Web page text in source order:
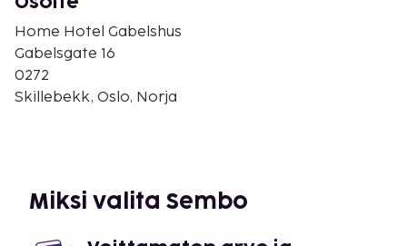
päiväsi nauttimalla muutama drinkki baarissa.
Ilmainen buffetaamiainen tarjoillaan arkipäivisin
klo 7.00–10.00 ja viikonloppuisin klo 8.00–11.00.
Seuraavat tilat ovat suljettuina jouluaattona:
Pyykinpesutilat
Home Hotel Gabelshus
Gabelsgate 16
0272
Skillebekk, Oslo, Norja
Miksi valita Sembo